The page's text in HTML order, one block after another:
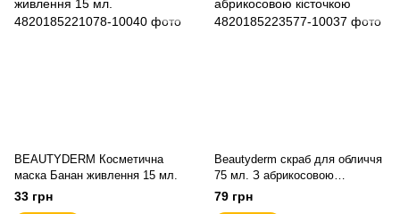
BEAUTYDERM Косметична
маска Банан живлення 15 мл.
33 грн
Beautyderm скраб для обличчя
75 мл. З абрикосовою
кісточкою
79 грн